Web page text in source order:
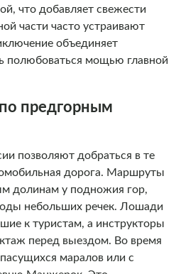
что добавляет свежести
части часто устраивают
объединяет
полюбоваться мощью главной
предгорным
позволяют добраться в те
дорога. Маршруты
долинам у подножия гор,
небольших речек. Лошади
к туристам, а инструкторы
перед выездом. Во время
маралов или с